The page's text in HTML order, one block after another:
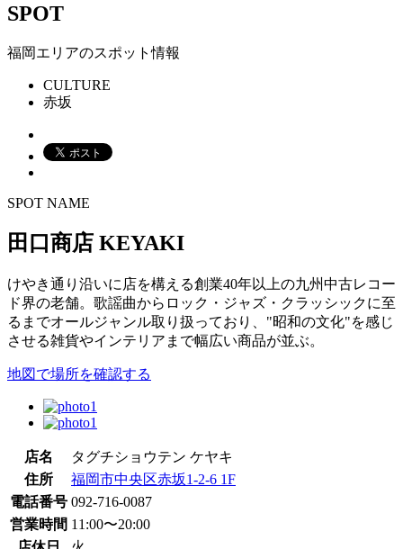
SPOT
福岡エリアのスポット情報
CULTURE
赤坂
SPOT NAME
田口商店 KEYAKI
けやき通り沿いに店を構える創業40年以上の九州中古レコー
ド界の老舗。歌謡曲からロック・ジャズ・クラッシックに至
るまでオールジャンル取り扱っており、"昭和の文化"を感じ
させる雑貨やインテリアまで幅広い商品が並ぶ。
地図で場所を確認する
店名
タグチショウテン ケヤキ
住所
福岡市中央区赤坂1-2-6 1F
電話番号 092-716-0087
営業時間 11:00〜20:00